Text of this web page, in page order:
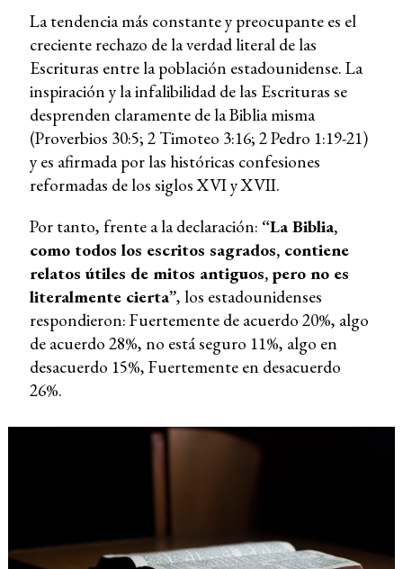
La tendencia más constante y preocupante es el
creciente rechazo de la verdad literal de las
Escrituras entre la población estadounidense. La
inspiración y la infalibilidad de las Escrituras se
desprenden claramente de la Biblia misma
(Proverbios 30:5; 2 Timoteo 3:16; 2 Pedro 1:19-21)
y es afirmada por las históricas confesiones
reformadas de los siglos XVI y XVII.
Por tanto, frente a la declaración: “La Biblia,
como todos los escritos sagrados, contiene
relatos útiles de mitos antiguos, pero no es
literalmente cierta”, los estadounidenses
respondieron: Fuertemente de acuerdo 20%, algo
de acuerdo 28%, no está seguro 11%, algo en
desacuerdo 15%, Fuertemente en desacuerdo
26%.